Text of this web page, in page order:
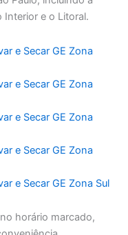
Interior e o Litoral.
e Secar GE Zona
e Secar GE Zona
e Secar GE Zona
e Secar GE Zona
e Secar GE Zona Sul
horário marcado,